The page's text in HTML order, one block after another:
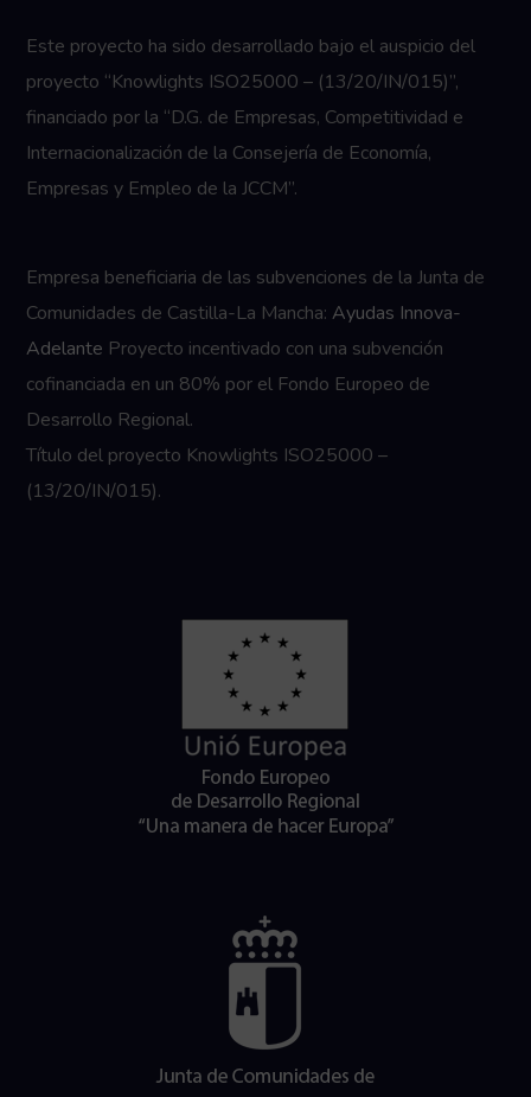
Este proyecto ha sido desarrollado bajo el auspicio del
proyecto “Knowlights ISO25000 – (13/20/IN/015)”,
financiado por la “D.G. de Empresas, Competitividad e
Internacionalización de la Consejería de Economía,
Empresas y Empleo de la JCCM”.
Empresa beneficiaria de las subvenciones de la Junta de
Comunidades de Castilla-La Mancha:Ayudas Innova-
Adelante Proyecto incentivado con una subvención
cofinanciada en un 80% por el Fondo Europeo de
Desarrollo Regional.
Título del proyecto Knowlights ISO25000 –
(13/20/IN/015).